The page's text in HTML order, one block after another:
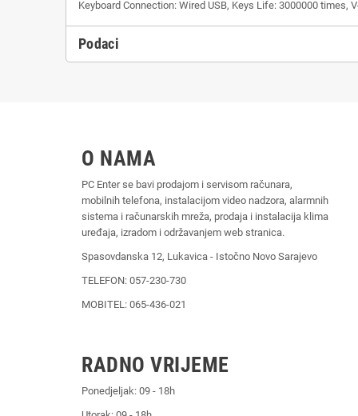
Keyboard Connection: Wired USB, Keys Life: 3000000 times,
Podaci
O NAMA
PC Enter se bavi prodajom i servisom računara,
mobilnih telefona, instalacijom video nadzora, alarmnih
sistema i računarskih mreža, prodaja i instalacija klima
uređaja, izradom i održavanjem web stranica.
Spasovdanska 12, Lukavica - Istočno Novo Sarajevo
TELEFON: 057-230-730
MOBITEL: 065-436-021
RADNO VRIJEME
Ponedjeljak: 09 - 18h